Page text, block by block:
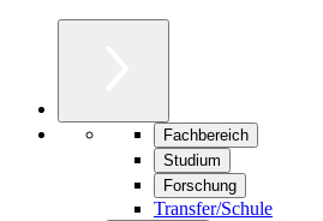
Fachbereich
Studium
Forschung
Transfer/Schule